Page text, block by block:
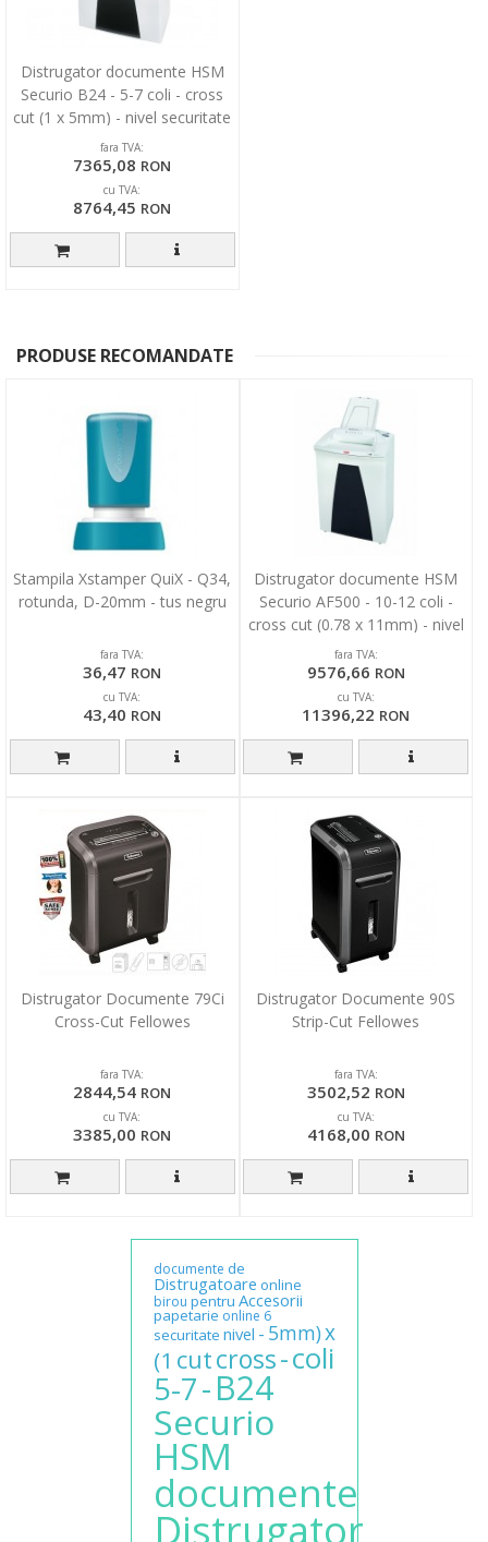
Distrugator documente HSM
Securio B24 - 5-7 coli - cross
cut (1 x 5mm) - nivel securitate
6
fara TVA:
7365,08 RON
cu TVA:
8764,45 RON
PRODUSE RECOMANDATE
Stampila Xstamper QuiX - Q34,
rotunda, D-20mm - tus negru
fara TVA:
36,47 RON
cu TVA:
43,40 RON
Distrugator documente HSM
Securio AF500 - 10-12 coli -
cross cut (0.78 x 11mm) - nivel
securitate 5
fara TVA:
9576,66 RON
cu TVA:
11396,22 RON
Distrugator Documente 79Ci
Cross-Cut Fellowes
fara TVA:
2844,54 RON
cu TVA:
3385,00 RON
Distrugator Documente 90S
Strip-Cut Fellowes
fara TVA:
3502,52 RON
cu TVA:
4168,00 RON
documente de
Distrugatoare online
birou pentru Accesorii
papetarie online 6
securitate nivel - 5mm)x
(1 cutcross-coli
5-7-B24
Securio
HSM
documente
Distrugator